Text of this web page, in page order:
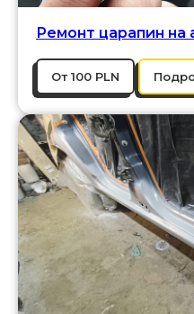
Ремонт царапин на
От 100 PLN